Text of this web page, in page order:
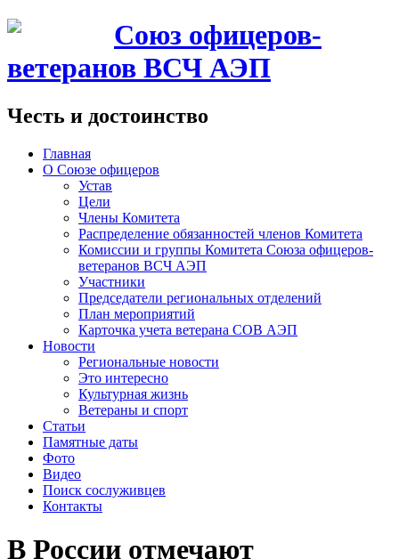
Союз офицеров-
ветеранов ВСЧ АЭП
Честь и достоинство
Главная
О Союзе офицеров
Устав
Цели
Члены Комитета
Распределение обязанностей членов Комитета
Комиссии и группы Комитета Союза офицеров-
ветеранов ВСЧ АЭП
Участники
Председатели региональных отделений
План мероприятий
Карточка учета ветерана CОВ АЭП
Новости
Региональные новости
Это интересно
Культурная жизнь
Ветераны и спорт
Статьи
Памятные даты
Фото
Видео
Поиск сослуживцев
Контакты
В России отмечают